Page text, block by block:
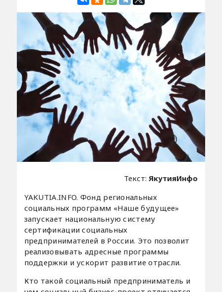
Текст:ЯкутияИнфо
YAKUTIA.INFO. Фонд региональных
социальных программ «Наше будущее»
запускает национальную систему
сертификации социальных
предпринимателей в России. Это позволит
реализовывать адресные программы
поддержки и ускорит развитие отрасли.
Кто такой социальный предприниматель и